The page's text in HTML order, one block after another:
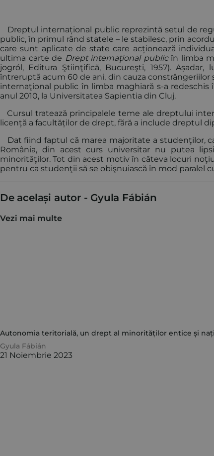
Dreptul internațional public reprezintă setul de
public, în primul rând statele – le stabilesc, prin
care sunt aplicate de state care acționează
ultima carte de Drept internaţional publicîn limba
jogról, Editura Ştiinţifică, Bucureşti, 1957).
întreruptă acum 60 de ani, din cauza
internaţional public în limba maghiară s-a redeschis
anul 2010, la Universitatea Sapientia din Cluj.
Cursul tratează principalele teme ale dreptului
licență a facultăților de drept, fără a include dreptul
Dat fiind faptul că marea majoritate a studenţilor,
România, din acest curs universitar nu putea
minorităţilor. Tot din acest motiv în câteva locuri
pentru ca studenţii să se obişnuiască în mod paralel
De același autor - Gyula Fábián
Vezi mai multe
Autonomia teritorială, un drept al minorităților entice și
Gyula Fábián
21 Noiembrie 2023